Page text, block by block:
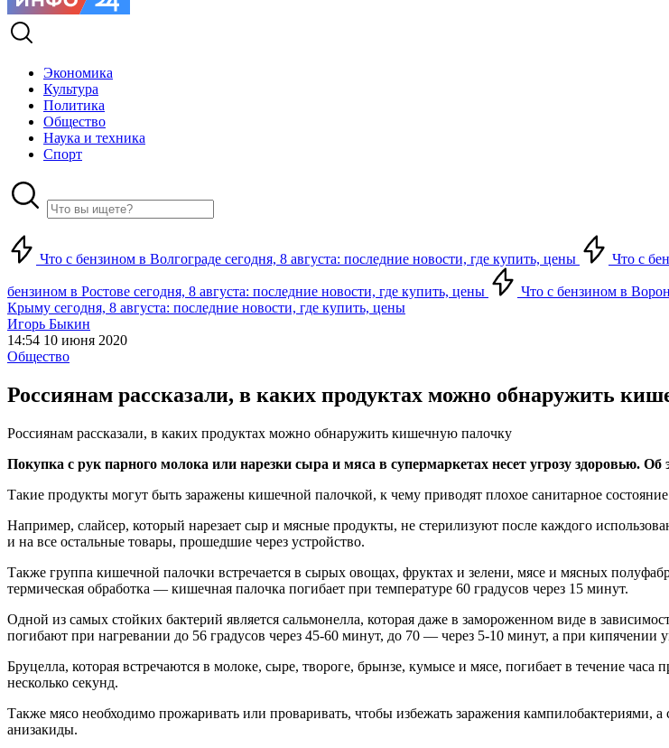
Экономика
Культура
Политика
Общество
Наука и техника
Спорт
Что с бензином в Волгограде сегодня, 8 августа: последние новости, где купить, цены Что с
бензином в Ростове сегодня, 8 августа: последние новости, где купить, цены Что с бензином в
Крыму сегодня, 8 августа: последние новости, где купить, цены
Игорь Быкин
14:54 10 июня 2020
Общество
Россиянам рассказали, в каких продуктах можно обнаружить
Россиянам рассказали, в каких продуктах можно обнаружить кишечную палочку
Покупка с рук парного молока или нарезки сыра и мяса в супермаркетах несет угрозу здоровью.
Такие продукты могут быть заражены кишечной палочкой, к чему приводят плохое санитарное
Например, слайсер, который нарезает сыр и мясные продукты, не стерилизуют после каждого
и на все остальные товары, прошедшие через устройство.
Также группа кишечной палочки встречается в сырых овощах, фруктах и зелени, мясе и мясных
термическая обработка — кишечная палочка погибает при температуре 60 градусов через 15 минут.
Одной из самых стойких бактерий является сальмонелла, которая даже в замороженном виде в
погибают при нагревании до 56 градусов через 45-60 минут, до 70 — через 5-10 минут, а при кипячении
Бруцелла, которая встречаются в молоке, сыре, твороге, брынзе, кумысе и мясе, погибает в течение
несколько секунд.
Также мясо необходимо прожаривать или проваривать, чтобы избежать заражения кампилобактериями,
анизакиды.